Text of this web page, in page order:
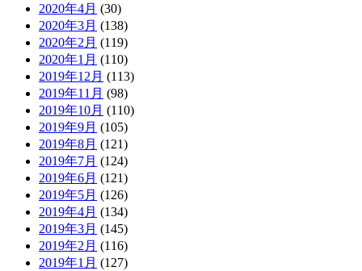
2020年4月 (30)
2020年3月 (138)
2020年2月 (119)
2020年1月 (110)
2019年12月 (113)
2019年11月 (98)
2019年10月 (110)
2019年9月 (105)
2019年8月 (121)
2019年7月 (124)
2019年6月 (121)
2019年5月 (126)
2019年4月 (134)
2019年3月 (145)
2019年2月 (116)
2019年1月 (127)